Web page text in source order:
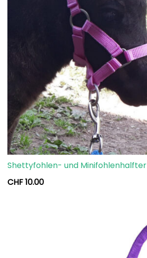
Shettyfohlen- und Minifohlenhalfter
CHF10.00